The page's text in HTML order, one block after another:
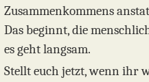
Zusammenkommens
Das beginnt, die
es geht langsam.
Stellt euch jetzt, wenn ihr